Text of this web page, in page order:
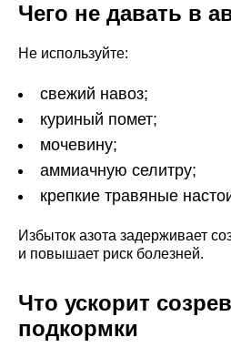
Чего не давать в
Не используйте:
свежий навоз;
куриный помет;
мочевину;
аммиачную селитру;
крепкие травяные
Избыток азота задерживает
и повышает риск болезней.
Что ускорит
подкормки